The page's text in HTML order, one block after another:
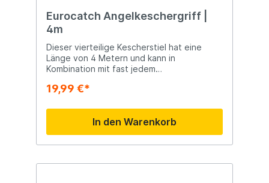
Eurocatch Angelkeschergriff |
4m
Dieser vierteilige Kescherstiel hat eine
Länge von 4 Metern und kann in
Kombination mit fast jedem
zum einfachen Anlanden von (großen)
19,99 €*
In den Warenkorb